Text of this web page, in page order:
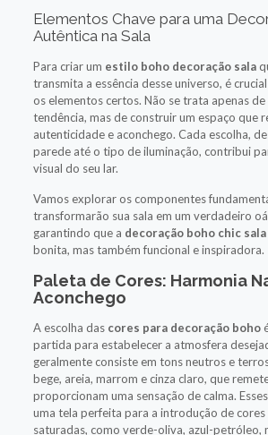
Elementos Chave para uma
Autêntica na Sala
Para criar um estilo boho decoração sala
transmita a essência desse universo, é
os elementos certos. Não se trata apenas de
tendência, mas de construir um espaço que
autenticidade e aconchego. Cada escolha,
parede até o tipo de iluminação, contribui
visual do seu lar.
Vamos explorar os componentes
transformarão sua sala em um verdadeiro
garantindo que a decoração boho chic sala
bonita, mas também funcional e inspiradora.
Paleta de Cores: Harmonia
Aconchego
A escolha das cores para decoração boho
partida para estabelecer a atmosfera
geralmente consiste em tons neutros e
bege, areia, marrom e cinza claro, que
proporcionam uma sensação de calma.
uma tela perfeita para a introdução de
saturadas, como verde-oliva, azul-petróleo,